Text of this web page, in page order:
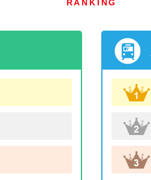
RANKING